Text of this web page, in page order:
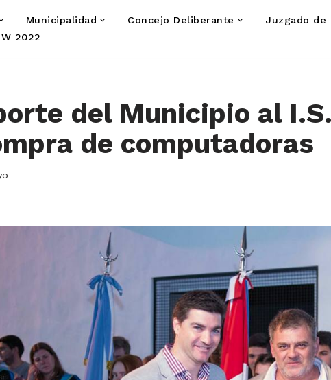
Municipalidad Concejo Deliberante Juzgado de
2022
del Municipio al
de computadoras